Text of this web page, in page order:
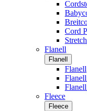
Cord
Flanell
Flanell
Flanell
Fleece
Fleece